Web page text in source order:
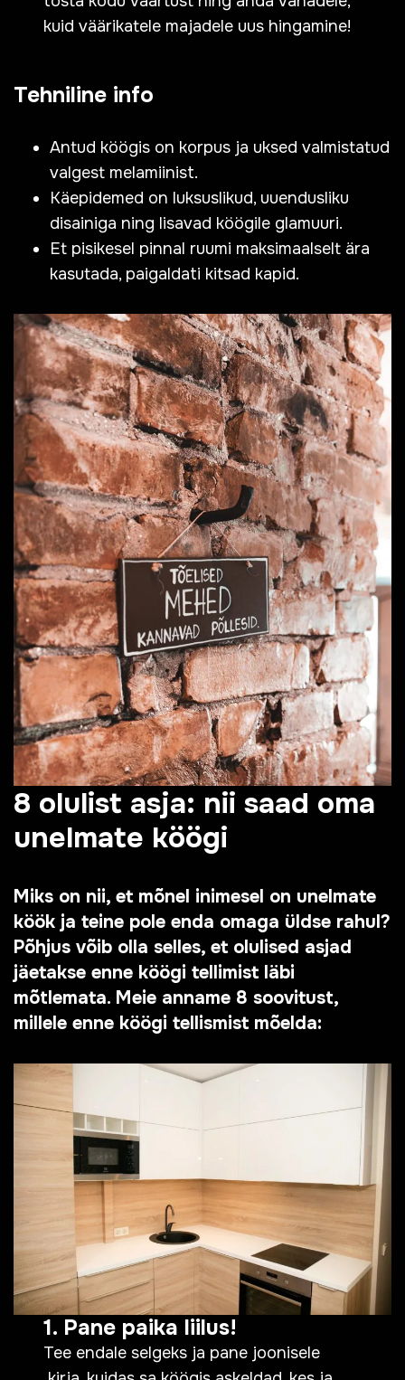
kuid väärikatele majadele uus hingamine!
Tehniline info
Antud köögis on korpus ja uksed valmistatud
valgest melamiinist.
Käepidemed on luksuslikud, uuendusliku
disainiga ning lisavad köögile glamuuri.
Et pisikesel pinnal ruumi maksimaalselt ära
kasutada, paigaldati kitsad kapid.
8 olulist asja: nii saad oma
unelmate köögi
Miks on nii, et mõnel inimesel on unelmate
köök ja teine pole enda omaga üldse rahul?
Põhjus võib olla selles, et olulised asjad
jäetakse enne köögi tellimist läbi
mõtlemata. Meie anname 8 soovitust,
millele enne köögi tellismist mõelda:
1. Pane paika liilus!
Tee endale selgeks ja pane joonisele